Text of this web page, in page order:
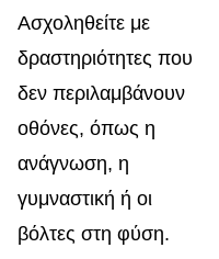
Ασχοληθείτε με
δραστηριότητες που
δεν περιλαμβάνουν
οθόνες, όπως η
ανάγνωση, η
γυμναστική ή οι
βόλτες στη φύση.